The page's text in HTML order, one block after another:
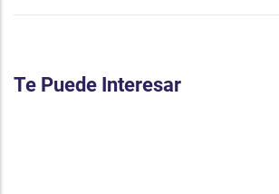
Te Puede Interesar